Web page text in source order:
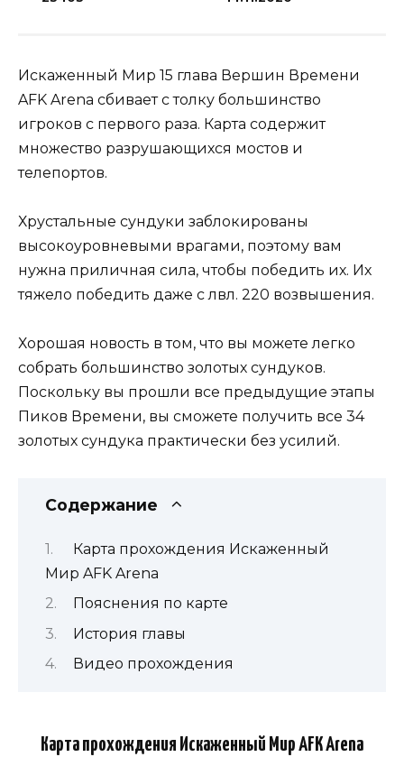
Искаженный Мир 15 глава Вершин Времени
AFK Arena сбивает с толку большинство
игроков с первого раза. Карта содержит
множество разрушающихся мостов и
телепортов.
Хрустальные сундуки заблокированы
высокоуровневыми врагами, поэтому вам
нужна приличная сила, чтобы победить их. Их
тяжело победить даже с лвл. 220 возвышения.
Хорошая новость в том, что вы можете легко
собрать большинство золотых сундуков.
Поскольку вы прошли все предыдущие этапы
Пиков Времени, вы сможете получить все 34
золотых сундука практически без усилий.
Содержание
Карта прохождения Искаженный
Мир AFK Arena
Пояснения по карте
История главы
Видео прохождения
Карта прохождения Искаженный Мир AFK Arena